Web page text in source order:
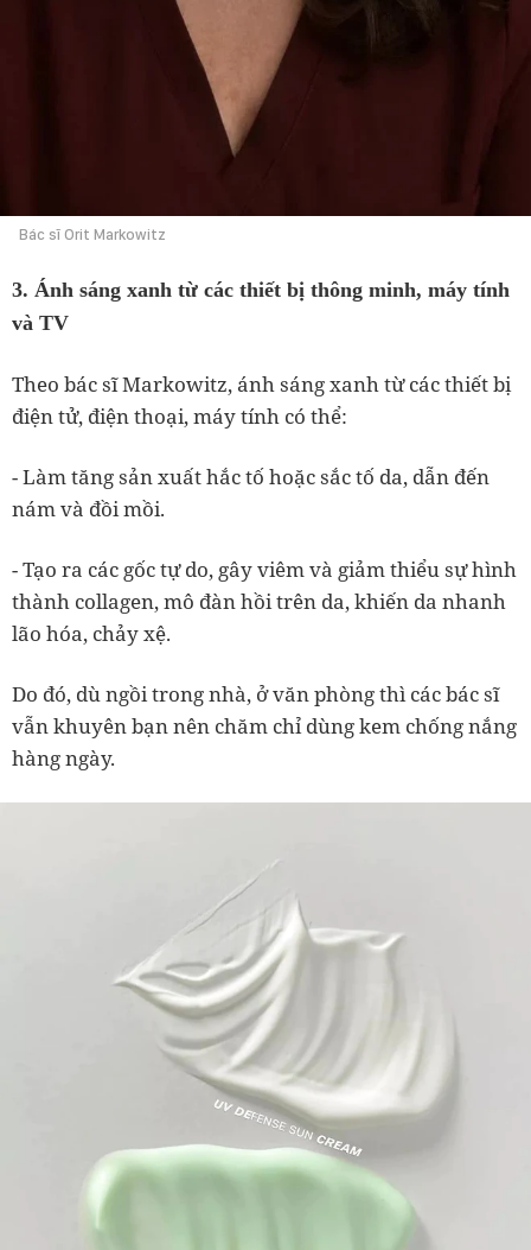
Bác sĩ Orit Markowitz
3. Ánh sáng xanh từ các thiết bị thông minh, máy tính
và TV
Theo bác sĩ Markowitz, ánh sáng xanh từ các thiết bị
điện tử, điện thoại, máy tính có thể:
- Làm tăng sản xuất hắc tố hoặc sắc tố da, dẫn đến
nám và đồi mồi.
- Tạo ra các gốc tự do, gây viêm và giảm thiểu sự hình
thành collagen, mô đàn hồi trên da, khiến da nhanh
lão hóa, chảy xệ.
Do đó, dù ngồi trong nhà, ở văn phòng thì các bác sĩ
vẫn khuyên bạn nên chăm chỉ dùng kem chống nắng
hàng ngày.